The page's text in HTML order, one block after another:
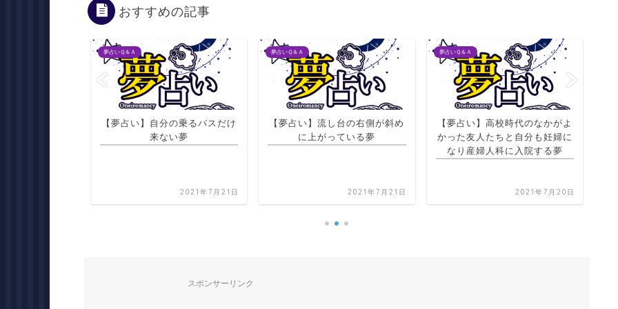
おすすめの記事
夢占いＱ＆Ａ
【夢占い】流し台の右側が斜め
に上がっている夢
2021年7月21日
夢占いＱ＆Ａ
【夢占い】高校時代のなかがよ
かった友人たちと自分も妊婦に
2021年7月20日
夢占いＱ＆Ａ
【夢占い】自分の乗るバスだけ
来ない夢
2021年7月21日
スポンサーリンク